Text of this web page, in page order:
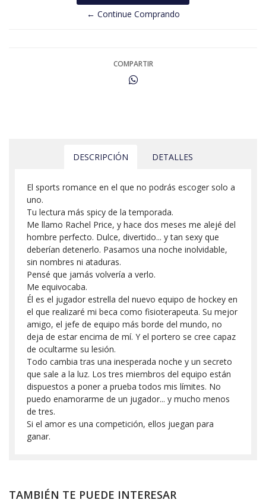
← Continue Comprando
COMPARTIR
DESCRIPCIÓN DETALLES
El sports romance en el que no podrás escoger solo a
uno.
Tu lectura más spicy de la temporada.
Me llamo Rachel Price, y hace dos meses me alejé del
hombre perfecto. Dulce, divertido... y tan sexy que
deberían detenerlo. Pasamos una noche inolvidable,
sin nombres ni ataduras.
Pensé que jamás volvería a verlo.
Me equivocaba.
Él es el jugador estrella del nuevo equipo de hockey en
el que realizaré mi beca como fisioterapeuta. Su mejor
amigo, el jefe de equipo más borde del mundo, no
deja de estar encima de mí. Y el portero se cree capaz
de ocultarme su lesión.
Todo cambia tras una inesperada noche y un secreto
que sale a la luz. Los tres miembros del equipo están
dispuestos a poner a prueba todos mis límites. No
puedo enamorarme de un jugador... y mucho menos
de tres.
Si el amor es una competición, ellos juegan para
ganar.
TAMBIÉN TE PUEDE INTERESAR